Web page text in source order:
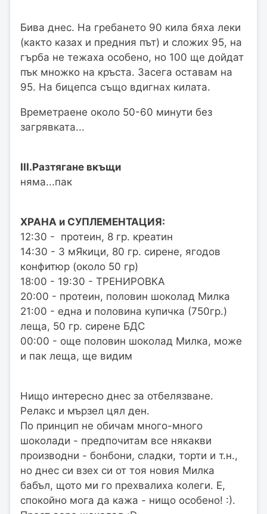
Бива днес. На гребането 90 кила бяха леки
(както казах и предния път) и сложих 95, на
гърба не тежаха особено, но 100 ще дойдат
пък множко на кръста. Засега оставам на
95. На бицепса също вдигнах килата.
Времетраене около 50-60 минути без
загрявката...
III.Разтягане вкъщи
няма...пак
ХРАНА и СУПЛЕМЕНТАЦИЯ:
12:30 - протеин, 8 гр. креатин
14:30 - 3 мЯкици, 80 гр. сирене, ягодов
конфитюр (около 50 гр)
18:00 - 19:30 - ТРЕНИРОВКА
20:00 - протеин, половин шоколад Милка
21:00 - една и половина купичка (750гр.)
леща, 50 гр. сирене БДС
00:00 - още половин шоколад Милка, може
и пак леща, ще видим
Нищо интересно днес за отбелязване.
Релакс и мързел цял ден.
По принцип не обичам много-много
шоколади - предпочитам все някакви
производни - бонбони, сладки, торти и т.н.,
но днес си взех си от тоя новия Милка
бабъл, щото ми го прехвалиха колеги. Е,
спокойно мога да кажа - нищо особено! :).